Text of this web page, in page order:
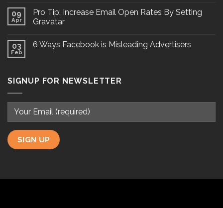
09
Apr
Pro Tip: Increase Email Open Rates By Setting
Gravatar
03
Feb
6 Ways Facebook is Misleading Advertisers
SIGNUP FOR NEWSLETTER